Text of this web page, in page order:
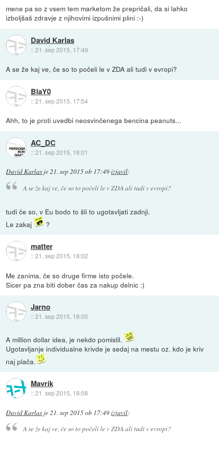
mene pa so z vsem tem marketom že prepričali, da si lahko
izboljšaš zdravje z njihovimi izpušnimi plini :-)
David Karlas
::21. sep 2015, 17:49
A se že kaj ve, če so to počeli le v ZDA ali tudi v evropi?
BlaY0
::21. sep 2015, 17:54
Ahh, to je proti uvedbi neosvinčenega bencina peanuts...
AC_DC
::21. sep 2015, 18:01
David Karlas je21. sep 2015 ob 17:49izjavil:
A se že kaj ve, če so to počeli le v ZDA ali tudi v evropi?
tudi če so, v Eu bodo to šli to ugotavljati zadnji.
Le zakaj
?
matter
::21. sep 2015, 18:02
Me zanima, če so druge firme isto počele.
Sicer pa zna biti dober čas za nakup delnic :)
Jarno
::21. sep 2015, 18:05
A million dollar idea, je nekdo pomislil.
Ugotavljanje individualne krivde je sedaj na mestu oz. kdo je kriv
naj plača.
Mavrik
::21. sep 2015, 18:08
David Karlas je21. sep 2015 ob 17:49izjavil:
A se že kaj ve, če so to počeli le v ZDA ali tudi v evropi?